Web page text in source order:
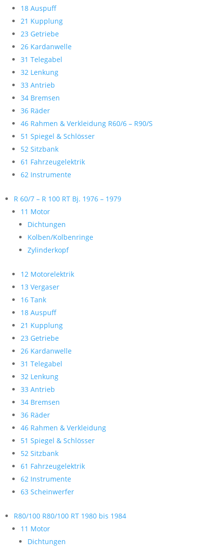
18 Auspuff
21 Kupplung
23 Getriebe
26 Kardanwelle
31 Telegabel
32 Lenkung
33 Antrieb
34 Bremsen
36 Räder
46 Rahmen & Verkleidung R60/6 – R90/S
51 Spiegel & Schlösser
52 Sitzbank
61 Fahrzeugelektrik
62 Instrumente
R 60/7 – R 100 RT Bj. 1976 – 1979
11 Motor
Dichtungen
Kolben/Kolbenringe
Zylinderkopf
12 Motorelektrik
13 Vergaser
16 Tank
18 Auspuff
21 Kupplung
23 Getriebe
26 Kardanwelle
31 Telegabel
32 Lenkung
33 Antrieb
34 Bremsen
36 Räder
46 Rahmen & Verkleidung
51 Spiegel & Schlösser
52 Sitzbank
61 Fahrzeugelektrik
62 Instrumente
63 Scheinwerfer
R80/100 R80/100 RT 1980 bis 1984
11 Motor
Dichtungen